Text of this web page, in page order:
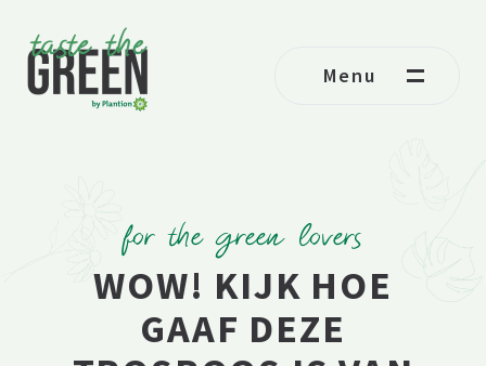
Menu
for the green lovers
WOW! KIJK HOE
GAAF DEZE